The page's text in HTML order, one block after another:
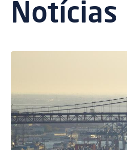
Notícias